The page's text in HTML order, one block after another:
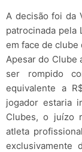
A decisão foi da
patrocinada pela
em face de clube
Apesar do Clube
ser rompido
equivalente a
jogador estaria
Clubes, o juízo
atleta
exclusivamente